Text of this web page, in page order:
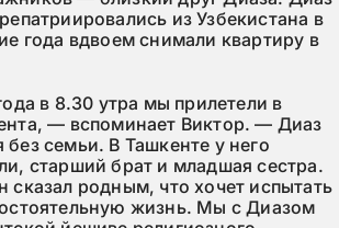
из Узбекистана в
года вдвоем снимали квартиру в
в 8.30 утра мы прилетели в
— вспоминает Виктор. — Диаз
без семьи. В Ташкенте у него
старший брат и младшая сестра.
сказал родным, что хочет испытать
жизнь. Мы с Диазом